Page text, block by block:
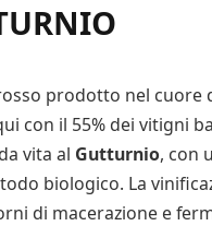
prodotto nel cuore
con il 55% dei vitigni
vita al Gutturnio, con
biologico. La
di macerazione e